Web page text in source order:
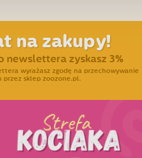
na zakupy!
newslettera zyskasz 3%
wyrażasz zgodę na przechowywanie
przez sklep zoozone.pl.